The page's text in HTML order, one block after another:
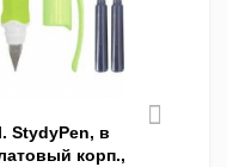
StydyPen, в
корп.,